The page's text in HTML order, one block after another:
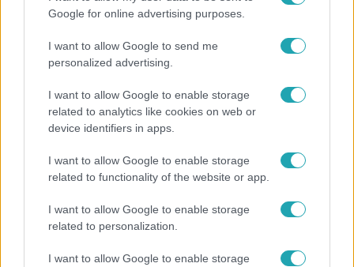
Google for online advertising purposes.
I want to allow Google to send me
personalized advertising.
I want to allow Google to enable storage
related to analytics like cookies on web or
device identifiers in apps.
I want to allow Google to enable storage
related to functionality of the website or app.
I want to allow Google to enable storage
related to personalization.
I want to allow Google to enable storage
feltételezett okozóját – a férfiról fényképet is
Baleset-bűnügy